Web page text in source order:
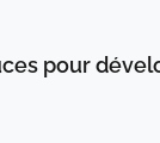
pour